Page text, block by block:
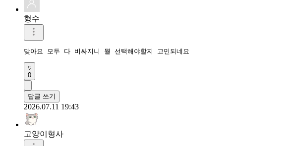
형수
맞아요 모두 다 비싸지니 뭘 선택해야할지 고민되네요
0
답글 쓰기
2026.07.11 19:43
고양이형사